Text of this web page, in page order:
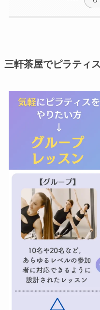
三軒茶屋でピラティ